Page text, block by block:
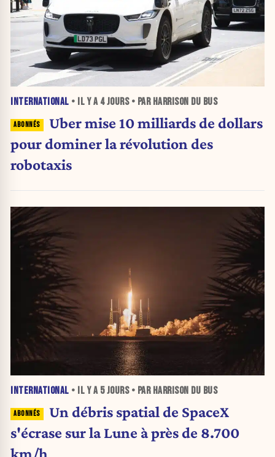
INTERNATIONAL • IL Y A 4 JOURS• PAR HARRISON DU BUS
Uber mise 10 milliards de dollars
pour dominer la révolution des
robotaxis
INTERNATIONAL • IL Y A 5 JOURS• PAR HARRISON DU BUS
Un débris spatial de SpaceX
s'écrase sur la Lune à près de 8.700